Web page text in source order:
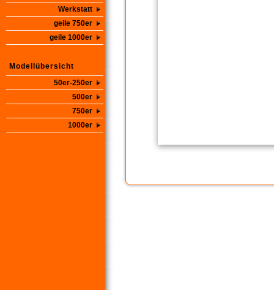
Werkstatt
geile 750er
geile 1000er
Modellübersicht
50er-250er
500er
750er
1000er